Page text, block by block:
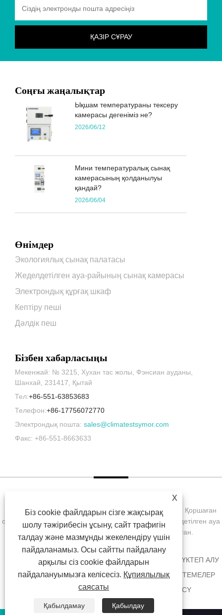
Соңғы жаңалықтар
Ықшам температураны тексеру
камерасы дегеніміз не?
2026/06/12
Мини температуралық сынақ
камерасының қолданылуы
қандай?
2026/06/04
Өнімдер
Экологиялық сынақ палатасы
Жеделдетілген ауа-райының сынақ камерасы
Электрондық құрғақ шкаф
Кептіру пеші
Дәлдік пеш
Бізбен хабарласыңы
Мекенжай: № 3215, Хухан тас жолы, Фэнсиан ауданы,
Шанхай, 231417, Қытай
Тел:+86-551-63853683
Телефон:+86-17756072770
Электрондық пошта: sales@climatestsymor.com
Факс: +86-551-8663633
Copyright © 2022 Symor Instrument Equipment Co., Ltd. Қоршаған
ортаны сынау камерасы, электронды құрғақ шкаф, тездетілген ауа
райы сынақ камерасы Барлық құқықтар қорғалған.
БІЗ ТУРАЛЫ ӨНІМДЕР ЖАҢАЛЫҚТАР
ЖҮКТЕП АЛУ
СҰРАУ ЖІБЕРУ
БІЗБЕН ХАБАРЛАСЫҢЫЗ
СІЛТЕМЕЛЕР
RSS XML PRIVACY POLICY
X
Біз cookie файлдарын сізге жақсырақ
шолу тәжірибесін ұсыну, сайт трафигін
талдау және мазмұнды жекелендіру үшін
пайдаланамыз. Осы сайтты пайдалану
арқылы сіз cookie файлдарын
пайдалануымызға келісесіз. Құпиялылық
саясаты
Қабылдамау
Қабылдау